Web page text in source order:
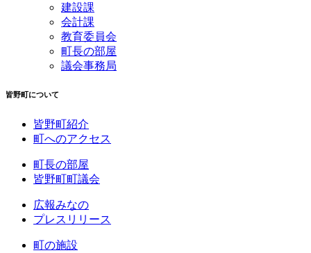
建設課
会計課
教育委員会
町長の部屋
議会事務局
皆野町について
皆野町紹介
町へのアクセス
町長の部屋
皆野町町議会
広報みなの
プレスリリース
町の施設